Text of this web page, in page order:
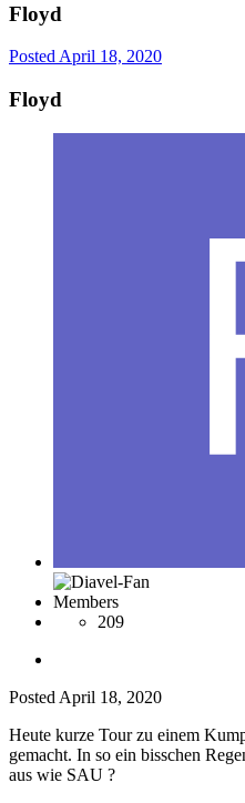
Floyd
Posted April 18, 2020
Floyd
Members
209
Posted April 18, 2020
Heute kurze Tour zu einem
gemacht. In so ein bisschen
aus wie SAU ?